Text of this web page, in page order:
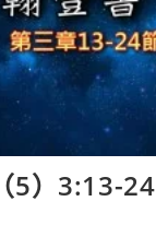
5）3:13-24